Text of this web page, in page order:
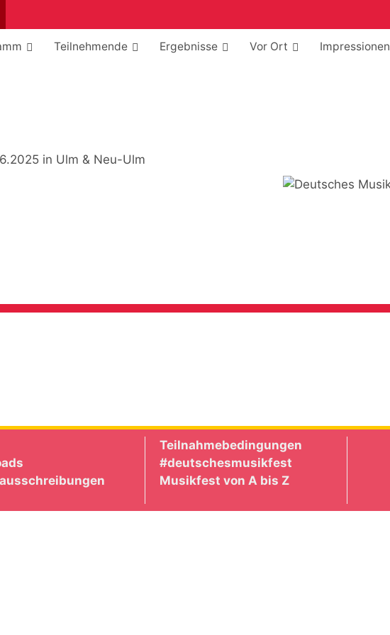
Teilnehmende Ergebnisse Vor Ort Impressionen
Teilnahmebedingungen
#deutschesmusikfest
Musikfest von A bis Z